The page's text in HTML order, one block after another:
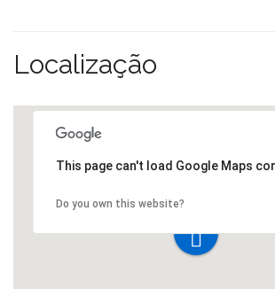
Localização
This page can't load Google Maps
Do you own this website?